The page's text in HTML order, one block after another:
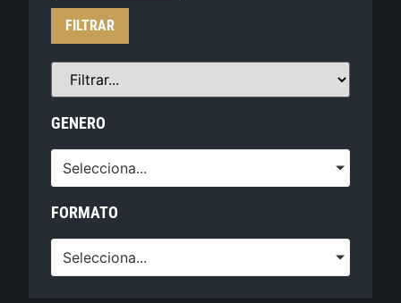
FILTRAR
GENERO
Selecciona...
FORMATO
Selecciona...